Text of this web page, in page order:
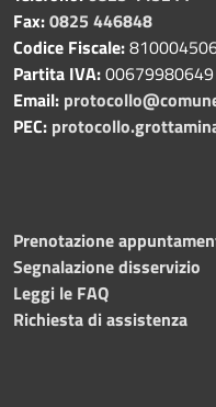
Fax:0825 446848
Codice Fiscale:
Partita IVA:00679980649
Email:
PEC:
Prenotazione
Segnalazione disservizio
Leggi le FAQ
Richiesta di assistenza